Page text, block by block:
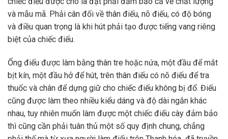
và mẫu mã. Phải cân đối về thân điếu, nõ điếu, có độ bóng
và điều quan trọng là khi hút phải tạo được tiếng vang riêng
biệt của chiếc điếu.
Ống điếu được làm bằng thân tre hoặc nứa, một đầu để mắt
bịt kín, một đầu hở để hút, trên thân điếu có nõ điếu để tra
thuốc và chân để dựng giữ cho chiếc điếu không bị đổ. Điếu
cũng được làm theo nhiều kiểu dáng và độ dài ngắn khác
nhau, tuy nhiên muốn làm được một chiếc điếu cày đảm bảo
thì cũng cần phải tuân thủ một số quy định chung, chẳng